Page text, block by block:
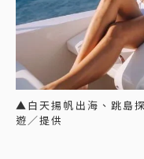
▲白天揚帆出海、跳島
遊／提供